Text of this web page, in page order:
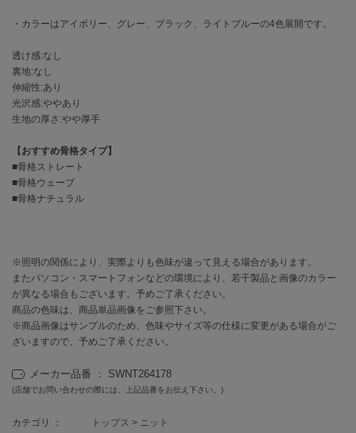
ダンスキン
EIMY ISTOIRE
エイミー イストワール
emmi
emmi atelier
エミ アトリエ
ETRÉ TOKYO
エトレトウキョウ
ey
アイ
FILA
フィラ
FRAY I.D
・カラーはアイボリー、グレー、ブラック、ライトブルーの4色展開です。
透け感:なし
裏地:なし
伸縮性:あり
光沢感:ややあり
生地の厚さ:やや厚手
【おすすめ骨格タイプ】
■骨格ストレート
■骨格ウェーブ
■骨格ナチュラル
※照明の関係により、実際よりも色味が違って見える場合があります。
またパソコン・スマートフォンなどの環境により、若干製品と画像のカラー
が異なる場合もございます。予めご了承ください。
商品の色味は、商品単品画像をご参照下さい。
※商品画像はサンプルのため、色味やサイズ等の仕様に変更がある場合がご
ざいますので、予めご了承ください。
メーカー品番 ： SWNT264178
(店舗でお問い合わせの際には、上記品番をお伝え下さい。)
カテゴリ ： トップス > ニット